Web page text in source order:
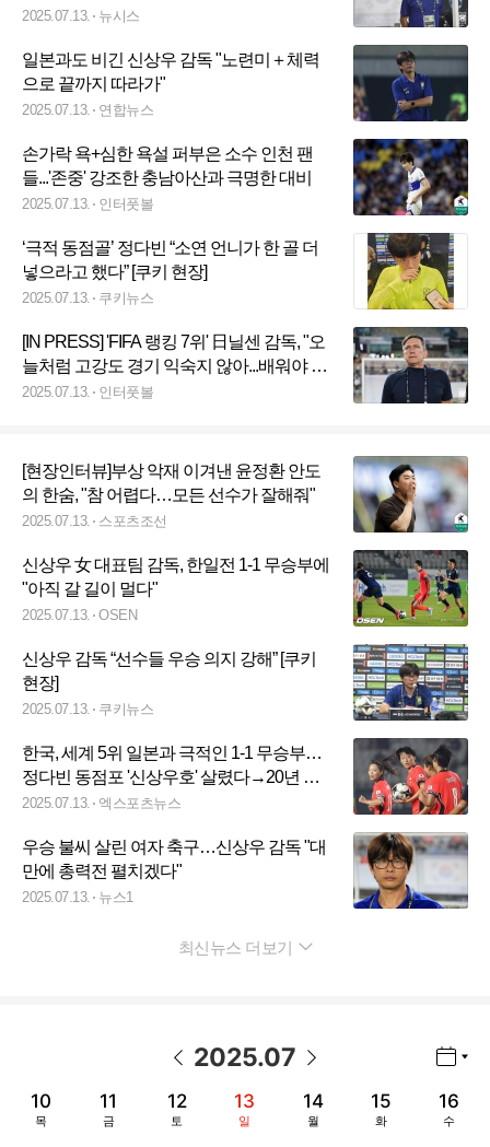
2025.07.13. 뉴시스
일본과도 비긴 신상우 감독 "노련미＋체력
으로 끝까지 따라가"
2025.07.13. 연합뉴스
손가락 욕+심한 욕설 퍼부은 소수 인천 팬
들...'존중' 강조한 충남아산과 극명한 대비
2025.07.13. 인터풋볼
‘극적 동점골’ 정다빈 “소연 언니가 한 골 더
넣으라고 했다” [쿠키 현장]
2025.07.13. 쿠키뉴스
[IN PRESS] 'FIFA 랭킹 7위' 日닐센 감독, "오
늘처럼 고강도 경기 익숙지 않아...배워야 한
다"
2025.07.13. 인터풋볼
[현장인터뷰]부상 악재 이겨낸 윤정환 안도
의 한숨, "참 어렵다…모든 선수가 잘해줘"
2025.07.13. 스포츠조선
신상우 女 대표팀 감독, 한일전 1-1 무승부에
"아직 갈 길이 멀다"
2025.07.13. OSEN
신상우 감독 “선수들 우승 의지 강해” [쿠키
현장]
2025.07.13. 쿠키뉴스
한국, 세계 5위 일본과 극적인 1-1 무승부…
정다빈 동점포 '신상우호' 살렸다→20년 만
에 우승도 가능 [현장리뷰]
2025.07.13. 엑스포츠뉴스
우승 불씨 살린 여자 축구…신상우 감독 "대
만에 총력전 펼치겠다"
2025.07.13. 뉴스1
최신뉴스 더보기
2025.07
10
목
11
금
12
토
13
일
14
월
15
화
16
수